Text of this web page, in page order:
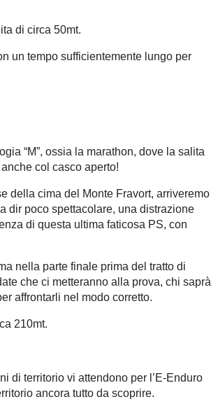
di circa 50mt.
un tempo sufficientemente lungo per
“M”, ossia la marathon, dove la salita
col casco aperto!
della cima del Monte Fravort, arriveremo
dir poco spettacolare, una distrazione
di questa ultima faticosa PS, con
nella parte finale prima del tratto di
che ci metteranno alla prova, chi saprà
affrontarli nel modo corretto.
210mt.
di territorio vi attendono per l’E-Enduro
ancora tutto da scoprire.